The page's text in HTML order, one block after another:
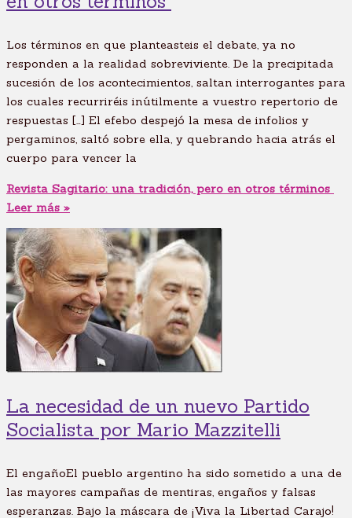
Los términos en que planteasteis el debate, ya no
responden a la realidad sobreviviente. De la precipitada
sucesión de los acontecimientos, saltan interrogantes para
los cuales recurriréis inútilmente a vuestro repertorio de
respuestas […] El efebo despejó la mesa de infolios y
pergaminos, saltó sobre ella, y quebrando hacia atrás el
cuerpo para vencer la
Revista Sagitario: una tradición, pero en otros términos
Leer más »
La necesidad de un nuevo Partido
Socialista por Mario Mazzitelli
El engañoEl pueblo argentino ha sido sometido a una de
las mayores campañas de mentiras, engaños y falsas
esperanzas. Bajo la máscara de ¡Viva la Libertad Carajo!